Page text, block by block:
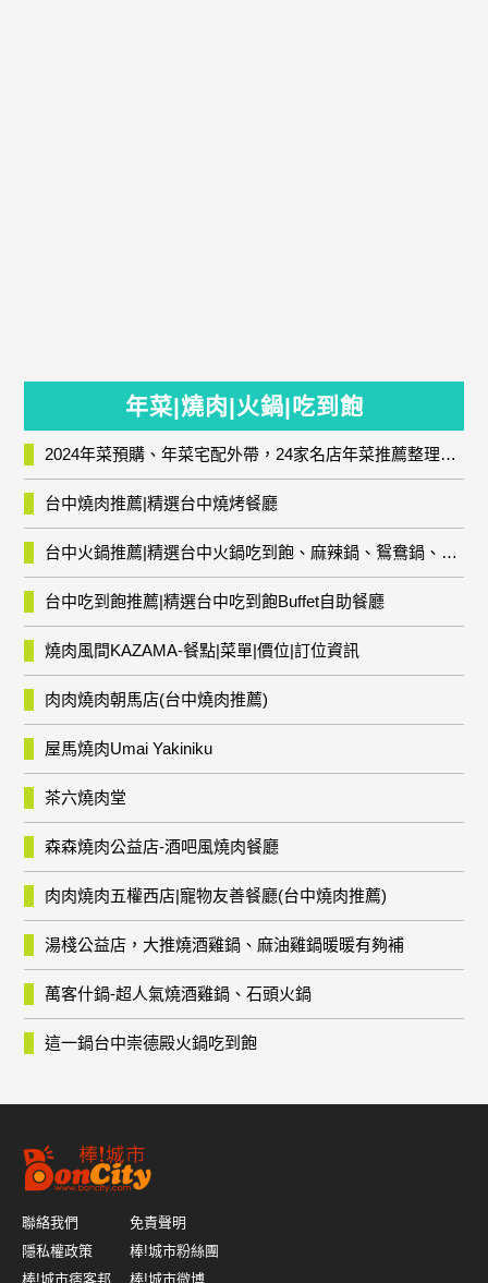
年菜|燒肉|火鍋|吃到飽
2024年菜預購、年菜宅配外帶，24家名店年菜推薦整理，圍爐輕鬆上菜團圓趣
台中燒肉推薦|精選台中燒烤餐廳
台中火鍋推薦|精選台中火鍋吃到飽、麻辣鍋、鴛鴦鍋、石頭火鍋、酸菜白肉鍋、海鮮鍋、燒酒雞、麻油雞、壽喜燒等熱門人氣火鍋店!
台中吃到飽推薦|精選台中吃到飽Buffet自助餐廳
燒肉風間KAZAMA-餐點|菜單|價位|訂位資訊
肉肉燒肉朝馬店(台中燒肉推薦)
屋馬燒肉Umai Yakiniku
茶六燒肉堂
森森燒肉公益店-酒吧風燒肉餐廳
肉肉燒肉五權西店|寵物友善餐廳(台中燒肉推薦)
湯棧公益店，大推燒酒雞鍋、麻油雞鍋暖暖有夠補
萬客什鍋-超人氣燒酒雞鍋、石頭火鍋
這一鍋台中崇德殿火鍋吃到飽
聯絡我們
免責聲明
隱私權政策
棒!城市粉絲團
棒!城市痞客邦
棒!城市微博